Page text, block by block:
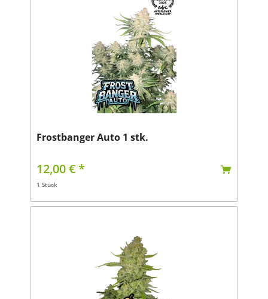
Frostbanger Auto 1 stk.
12,00 € *
1 Stück